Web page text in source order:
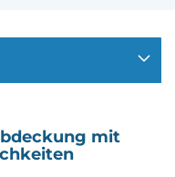
mit